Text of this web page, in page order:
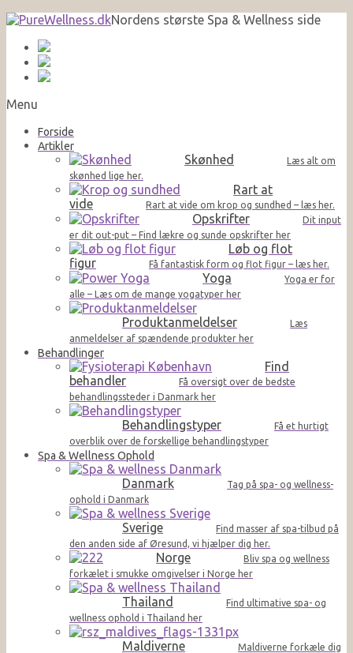
Nordens største Spa & Wellness side
Menu
Forside
Artikler
Skønhed
Læs alt om
skønhed lige her.
Rart at
vide
Rart at vide om krop og sundhed – læs her.
Opskrifter
Dit input
er dit out-put – Find lækre og sunde opskrifter her
Løb og flot
figur
Få fantastisk form og flot figur – læs her.
Yoga
Yoga er for
alle – Læs om de mange yogatyper her
Produktanmeldelser
Læs
anmeldelser af spændende produkter her
Behandlinger
Find
behandler
Få oversigt over de bedste
behandlingssteder i Danmark her
Behandlingstyper
Få et hurtigt
overblik over de forskellige behandlingstyper
Spa & Wellness Ophold
Danmark
Tag på spa- og wellness-
ophold i Danmark
Sverige
Find masser af spa-tilbud på
den anden side af Øresund, vi hjælper dig her.
Norge
Bliv spa og wellness
forkælet i smukke omgivelser i Norge her
Thailand
Find ultimative spa- og
wellness ophold i Thailand her
Maldiverne
Maldiverne forkæle dig